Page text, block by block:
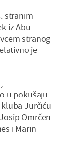
stranim
iz Abu
stranog
je
u pokušaju
Jurčiću
Omrčen
i Marin